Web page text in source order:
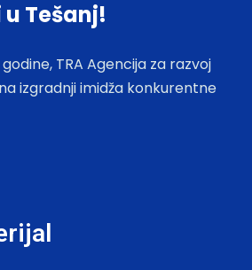
Tešanj!
TRA Agencija za razvoj
izgradnji imidža konkurentne